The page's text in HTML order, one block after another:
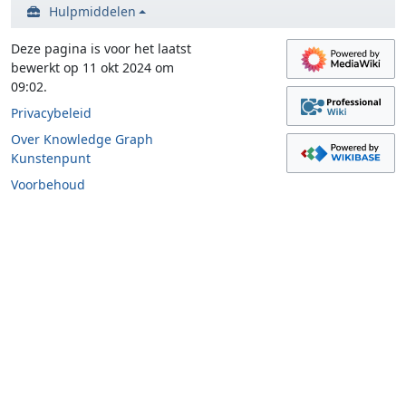
Hulpmiddelen
Deze pagina is voor het laatst
bewerkt op 11 okt 2024 om
09:02.
Privacybeleid
Over Knowledge Graph
Kunstenpunt
Voorbehoud